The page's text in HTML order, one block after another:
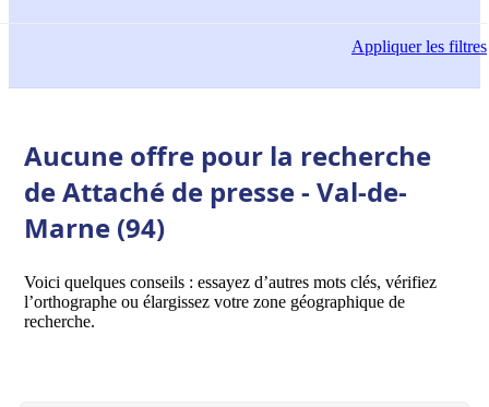
Appliquerles filtres
Aucune offre pour la recherche
de Attaché de presse - Val-de-
Marne (94)
Voici quelques conseils : essayez d’autres mots clés, vérifiez
l’orthographe ou élargissez votre zone géographique de
recherche.